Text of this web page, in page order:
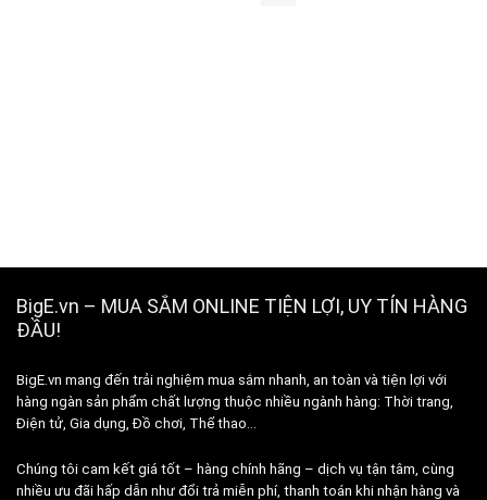
BigE.vn – MUA SẮM ONLINE TIỆN LỢI, UY TÍN HÀNG
ĐẦU!
BigE.vn mang đến trải nghiệm mua sắm nhanh, an toàn và tiện lợi với
hàng ngàn sản phẩm chất lượng thuộc nhiều ngành hàng: Thời trang,
Điện tử, Gia dụng, Đồ chơi, Thể thao…
Chúng tôi cam kết giá tốt – hàng chính hãng – dịch vụ tận tâm, cùng
nhiều ưu đãi hấp dẫn như đổi trả miễn phí, thanh toán khi nhận hàng và